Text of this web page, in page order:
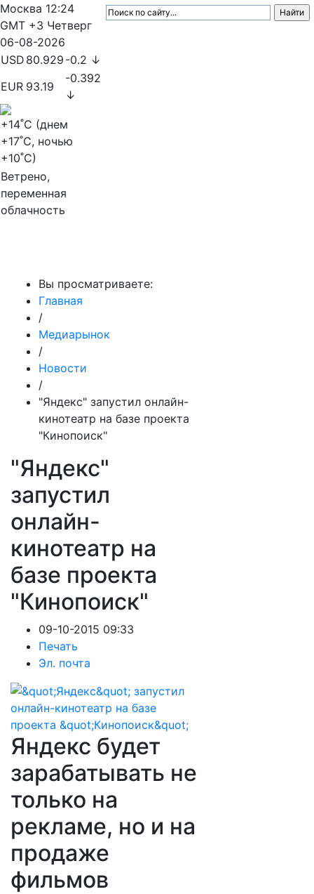
Москва 12:24
GMT +3 Четверг
06-08-2026
USD 80.929 -0.2 ↓
EUR 93.19
-0.392
↓
+14˚C (днем
+17˚C, ночью
+10˚C)
Ветрено,
переменная
облачность
Вы просматриваете:
Главная
/
Медиарынок
/
Новости
/
"Яндекс" запустил онлайн-
кинотеатр на базе проекта
"Кинопоиск"
"Яндекс"
запустил
онлайн-
кинотеатр на
базе проекта
"Кинопоиск"
09-10-2015 09:33
Печать
Эл. почта
Яндекс будет
зарабатывать не
только на
рекламе, но и на
продаже
фильмов